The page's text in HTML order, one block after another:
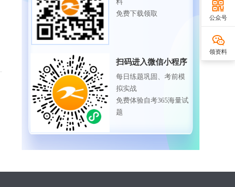
料
免费下载领取
扫码进入微信小程序
每日练题巩固、考前模
拟实战
免费体验自考365海量试
题
公众号
领资料